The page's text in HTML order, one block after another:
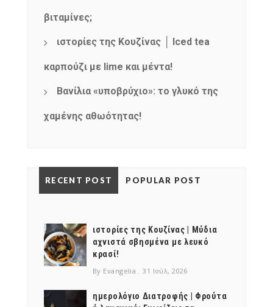
βιταμίνες;
ιστορίες της Κουζίνας │ Iced tea
καρπούζι με lime και μέντα!
Βανίλια «υποβρύχιο»: το γλυκό της
χαμένης αθωότητας!
RECENT POST POPULAR POST
ιστορίες της Κουζίνας | Μύδια
αχνιστά σβησμένα με λευκό
κρασί!
By Evangelia 31 Ιούλ, 2026
ημερολόγιο Διατροφής | Φρούτα